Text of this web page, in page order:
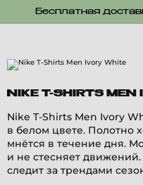
Бесплатная
NIKE T-SHIRTS MEN
Nike T-Shirts Men Ivory
в белом цвете. Полотно
мнётся в течение дня.
и не стесняет движений.
следит за трендами